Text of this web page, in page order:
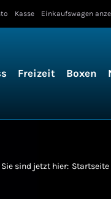
Kasse Einkaufswagen
Freizeit Boxen
Sie sind jetzt hier: Startseite